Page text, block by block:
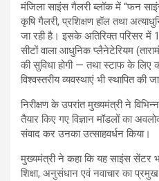
मंजिला साइंस गैलरी ब्लॉक में “फन
कृषि गैलरी, प्रशिक्षण हॉल तथा
जा रही है। इसके अतिरिक्त परिसर में
सीटों वाला आधुनिक प्लैनेटेरियम
की सुविधा होगी — तथा स्टाफ के
विश्वस्तरीय व्यवस्थाएं भी स्थापित की
निरीक्षण के उपरांत मुख्यमंत्री ने
तैयार किए गए विज्ञान मॉडलों का
संवाद कर उनका उत्साहवर्धन किया।
मुख्यमंत्री ने कहा कि यह साइंस सेंटर
शिक्षा, अनुसंधान एवं नवाचार का